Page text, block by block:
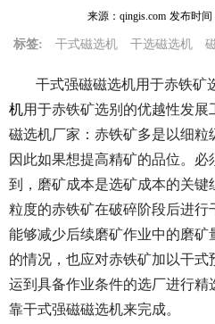
来源：qingis.com 发布时间
标签: 干式磁选机 干选磁选机
干式强磁磁选机用于赤铁矿
机用于赤铁矿选别的优越性发展
磁选机厂家：赤铁矿多是以细粒
因此如果想提高精矿的品位。
到，磨矿成本是选矿成本的关
粒度的赤铁矿在破碎阶段后进行
能够减少后续磨矿作业中的磨矿
的情况，也应对赤铁矿加以干
运到具备作业条件的选厂进行精
靠干式强磁磁选机来完成。